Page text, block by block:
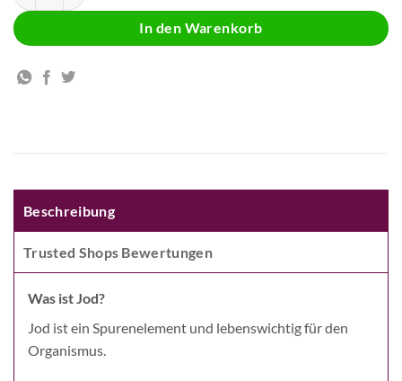
In den Warenkorb
Beschreibung
Trusted Shops Bewertungen
Was ist Jod?
Jod ist ein Spurenelement und lebenswichtig für den
Organismus.